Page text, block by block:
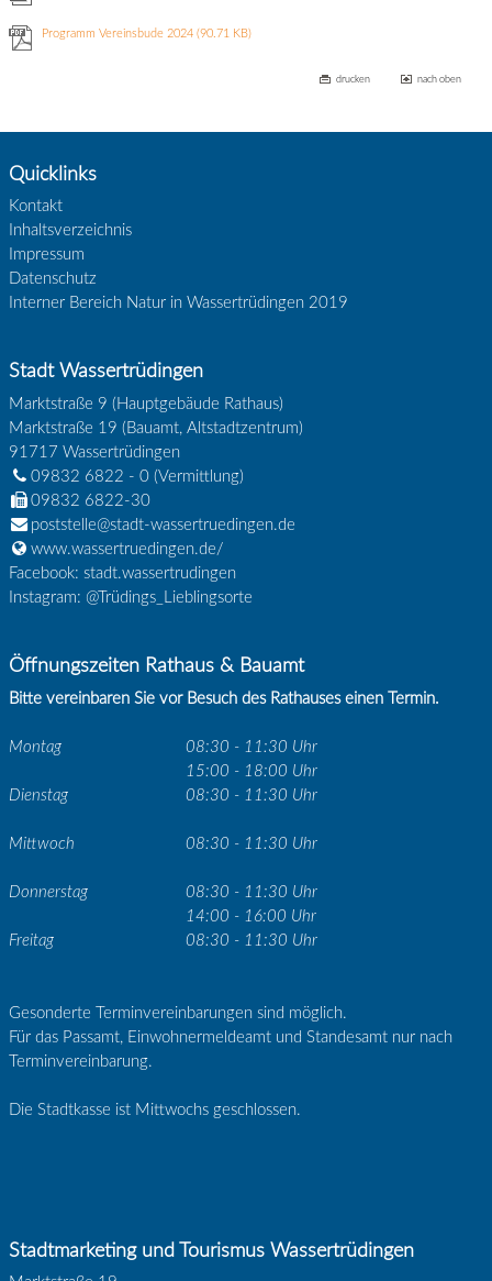
Programm Vereinsbude 2024(90.71 KB)
drucken nach oben
Quicklinks
Kontakt
Inhaltsverzeichnis
Impressum
Datenschutz
Interner Bereich Natur in Wassertrüdingen 2019
Stadt Wassertrüdingen
Marktstraße 9 (Hauptgebäude Rathaus)
Marktstraße 19 (Bauamt, Altstadtzentrum)
91717 Wassertrüdingen
09832 6822 - 0(Vermittlung)
09832 6822-30
poststelle@stadt-wassertruedingen.de
www.wassertruedingen.de/
Facebook: stadt.wassertrudingen
Instagram: @Trüdings_Lieblingsorte
Öffnungszeiten Rathaus & Bauamt
Bitte vereinbaren Sie vor Besuch des Rathauses einen Termin.
Montag
08:30 - 11:30 Uhr
15:00 - 18:00 Uhr
Dienstag
08:30 - 11:30 Uhr
Mittwoch 08:30 - 11:30 Uhr
Donnerstag
08:30 - 11:30 Uhr
14:00 - 16:00 Uhr
Freitag
08:30 - 11:30 Uhr
Gesonderte Terminvereinbarungen sind möglich.
Für das Passamt, Einwohnermeldeamt und Standesamt nur nach
Terminvereinbarung.
Die Stadtkasse ist Mittwochs geschlossen.
Stadtmarketing und Tourismus Wassertrüdingen